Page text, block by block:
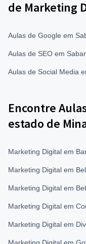
de Marketing
Aulas de Google em
Aulas de SEO em
Aulas de Social Media
Encontre
estado de
Marketing Digital em
Marketing Digital em
Marketing Digital em
Marketing Digital em
Marketing Digital em
Marketing Digital em